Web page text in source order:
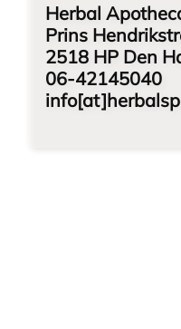
Herbal
Prins
2518 HP Den
06-42145040